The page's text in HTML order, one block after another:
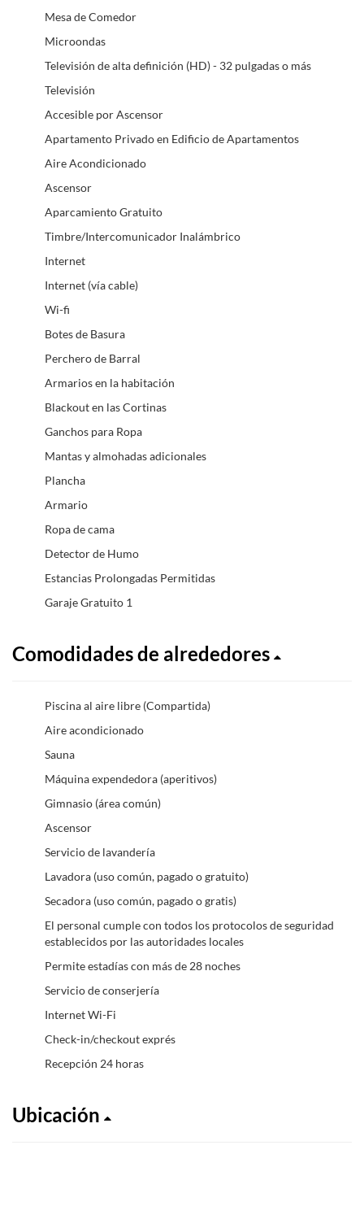
Mesa de Comedor
Microondas
Televisión de alta definición (HD) - 32 pulgadas o más
Televisión
Accesible por Ascensor
Apartamento Privado en Edificio de Apartamentos
Aire Acondicionado
Ascensor
Aparcamiento Gratuito
Timbre/Intercomunicador Inalámbrico
Internet
Internet (vía cable)
Wi-fi
Botes de Basura
Perchero de Barral
Armarios en la habitación
Blackout en las Cortinas
Ganchos para Ropa
Mantas y almohadas adicionales
Plancha
Armario
Ropa de cama
Detector de Humo
Estancias Prolongadas Permitidas
Garaje Gratuito 1
Comodidades de alrededores
Piscina al aire libre (Compartida)
Aire acondicionado
Sauna
Máquina expendedora (aperitivos)
Gimnasio (área común)
Ascensor
Servicio de lavandería
Lavadora (uso común, pagado o gratuito)
Secadora (uso común, pagado o gratis)
El personal cumple con todos los protocolos de seguridad
establecidos por las autoridades locales
Permite estadías con más de 28 noches
Servicio de conserjería
Internet Wi-Fi
Check-in/checkout exprés
Recepción 24 horas
Ubicación